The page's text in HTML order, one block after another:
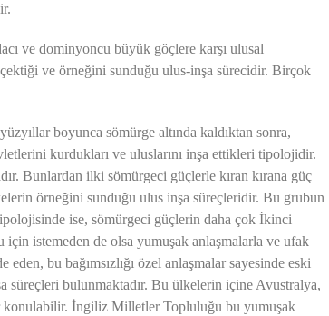
ve dominyoncu büyük göçlere karşı ulusal
çektiği ve örneğini sunduğu ulus-inşa sürecidir. Birçok
boyunca sömürge altında kaldıktan sonra,
kurdukları ve uluslarını inşa ettikleri tipolojidir.
Bunlardan ilki sömürgeci güçlerle kıran kırana güç
örneğini sunduğu ulus inşa süreçleridir. Bu grubun
ise, sömürgeci güçlerin daha çok İkinci
için istemeden de olsa yumuşak anlaşmalarla ve ufak
bu bağımsızlığı özel anlaşmalar sayesinde eski
bulunmaktadır. Bu ülkelerin içine Avustralya,
İngiliz Milletler Topluluğu bu yumuşak